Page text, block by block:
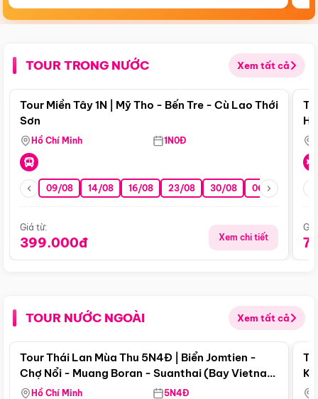
TOUR TRONG NƯỚC Xem tất cả
Điểm nổi bật
Tour Miền Tây 1N | Mỹ Tho - Bến Tre - Cù Lao Thới
Sơn
Hồ Chí Minh 1N0Đ
09/08 14/08 16/08 23/08 30/08 06/09 13/09
Giá từ:
399.000đ Xem chi tiết
TOUR NƯỚC NGOÀI Xem tất cả
Điểm nổi bật
Tour Thái Lan Mùa Thu 5N4Đ | Biển Jomtien -
Chợ Nổi - Muang Boran - Suanthai (Bay Vietnam
Airlines)
Hồ Chí Minh 5N4Đ